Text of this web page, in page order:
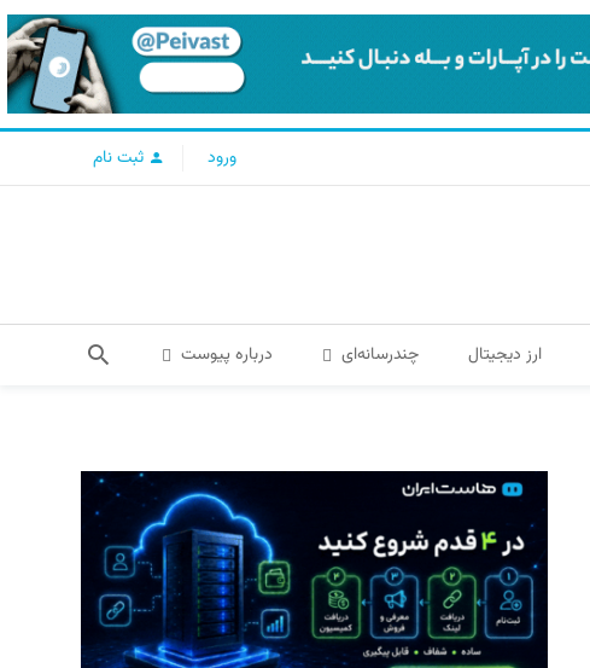
ورود ثبت نام
ارز دیجیتال چندرسانه‌ای درباره پیوست